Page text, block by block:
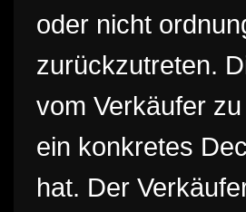
oder nicht
zurückzutreten.
vom Verkäufer
ein konkretes
hat. Der